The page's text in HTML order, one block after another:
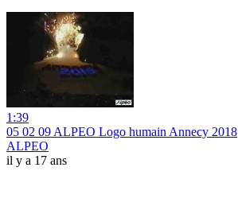
1:39
05 02 09 ALPEO Logo humain Annecy 2018
ALPEO
il y a 17 ans